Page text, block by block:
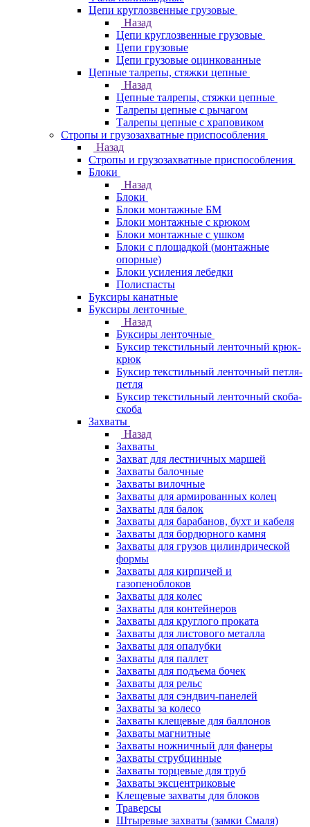
Цепи круглозвенные грузовые
Назад
Цепи круглозвенные грузовые
Цепи грузовые
Цепи грузовые оцинкованные
Цепные талрепы, стяжки цепные
Назад
Цепные талрепы, стяжки цепные
Талрепы цепные с рычагом
Талрепы цепные с храповиком
Стропы и грузозахватные приспособления
Назад
Стропы и грузозахватные приспособления
Блоки
Назад
Блоки
Блоки монтажные БМ
Блоки монтажные с крюком
Блоки монтажные с ушком
Блоки с площадкой (монтажные
опорные)
Блоки усиления лебедки
Полиспасты
Буксиры канатные
Буксиры ленточные
Назад
Буксиры ленточные
Буксир текстильный ленточный крюк-
крюк
Буксир текстильный ленточный петля-
петля
Буксир текстильный ленточный скоба-
скоба
Захваты
Назад
Захваты
Захват для лестничных маршей
Захваты балочные
Захваты вилочные
Захваты для армированных колец
Захваты для балок
Захваты для барабанов, бухт и кабеля
Захваты для бордюрного камня
Захваты для грузов цилиндрической
формы
Захваты для кирпичей и
газопеноблоков
Захваты для колес
Захваты для контейнеров
Захваты для круглого проката
Захваты для листового металла
Захваты для опалубки
Захваты для паллет
Захваты для подъема бочек
Захваты для рельс
Захваты для сэндвич-панелей
Захваты за колесо
Захваты клещевые для баллонов
Захваты магнитные
Захваты ножничный для фанеры
Захваты струбцинные
Захваты торцевые для труб
Захваты эксцентриковые
Клещевые захваты для блоков
Траверсы
Штыревые захваты (замки Смаля)